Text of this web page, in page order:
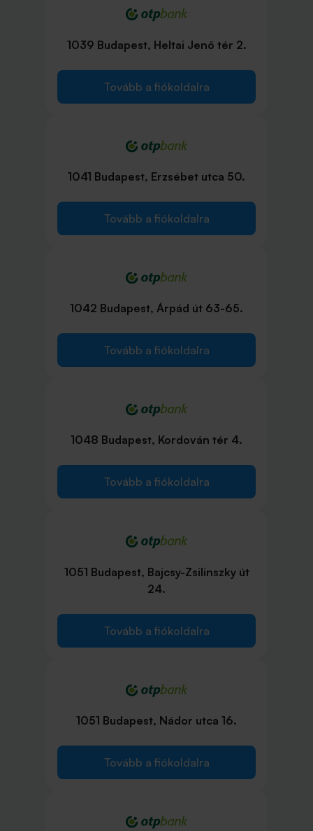
1039 Budapest, Heltai Jenő tér 2.
Tovább a fiókoldalra
1041 Budapest, Erzsébet utca 50.
Tovább a fiókoldalra
1042 Budapest, Árpád út 63-65.
Tovább a fiókoldalra
1048 Budapest, Kordován tér 4.
Tovább a fiókoldalra
1051 Budapest, Bajcsy-Zsilinszky út
24.
Tovább a fiókoldalra
1051 Budapest, Nádor utca 16.
Tovább a fiókoldalra